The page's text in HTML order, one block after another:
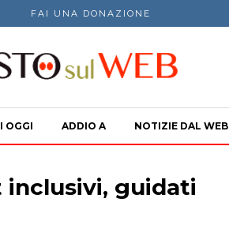
FAI UNA DONAZIONE
OGGI ADDIO A NOTIZIE DAL WEB
inclusivi, guidati